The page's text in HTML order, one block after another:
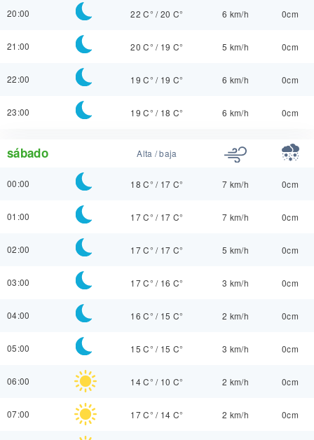
20:00 22 C° /20 C° 6 km/h 0cm
21:00 20 C° / 19 C° 5 km/h 0cm
22:00 19 C° / 19 C° 6 km/h 0cm
23:00 19 C° / 18 C° 6 km/h 0cm
sábado Alta / baja
00:00 18 C° / 17 C° 7 km/h 0cm
01:00 17 C° / 17 C° 7 km/h 0cm
02:00 17 C° / 17 C° 5 km/h 0cm
03:00 17 C° / 16 C° 3 km/h 0cm
04:00 16 C° / 15 C° 2 km/h 0cm
05:00 15 C° / 15 C° 3 km/h 0cm
06:00 14 C° / 10 C° 2 km/h 0cm
07:00 17 C° / 14 C° 2 km/h 0cm